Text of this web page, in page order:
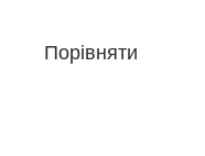
Порівняти